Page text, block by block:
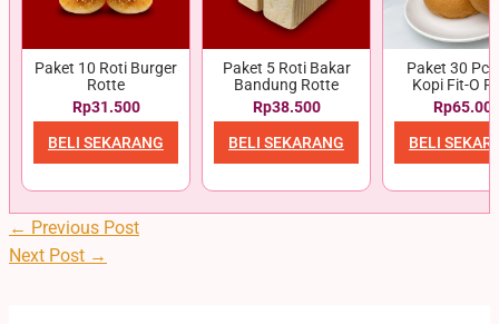
Paket 10 Roti Burger
Rotte
Rp31.500
BELI SEKARANG
Paket 5 Roti Bakar
Bandung Rotte
Rp38.500
BELI SEKARANG
Paket 30
Kopi Fit-O
BELI
← Previous Post
Next Post →